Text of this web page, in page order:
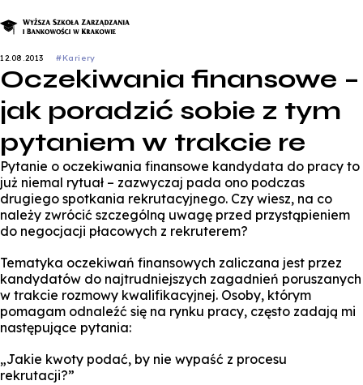
12.08.2013 #Kariery
Oczekiwania finansowe –
jak poradzić sobie z tym
pytaniem w trakcie re
Pytanie o oczekiwania finansowe kandydata do pracy to
już niemal rytuał – zazwyczaj pada ono podczas
drugiego spotkania rekrutacyjnego. Czy wiesz, na co
należy zwrócić szczególną uwagę przed przystąpieniem
do negocjacji płacowych z rekruterem?
Tematyka oczekiwań finansowych zaliczana jest przez
kandydatów do najtrudniejszych zagadnień poruszanych
w trakcie rozmowy kwalifikacyjnej. Osoby, którym
pomagam odnaleźć się na rynku pracy, często zadają mi
następujące pytania:
„Jakie kwoty podać, by nie wypaść z procesu
rekrutacji?”